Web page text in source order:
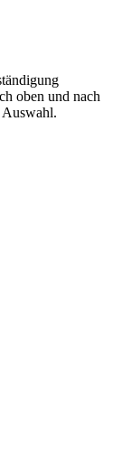
oben und nach
Auswahl.